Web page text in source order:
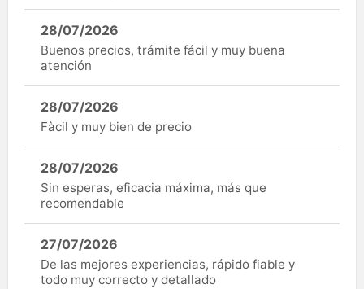
28/07/2026
Buenos precios, trámite fácil y muy buena
atención
28/07/2026
Fàcil y muy bien de precio
28/07/2026
Sin esperas, eficacia máxima, más que
recomendable
27/07/2026
De las mejores experiencias, rápido fiable y
todo muy correcto y detallado